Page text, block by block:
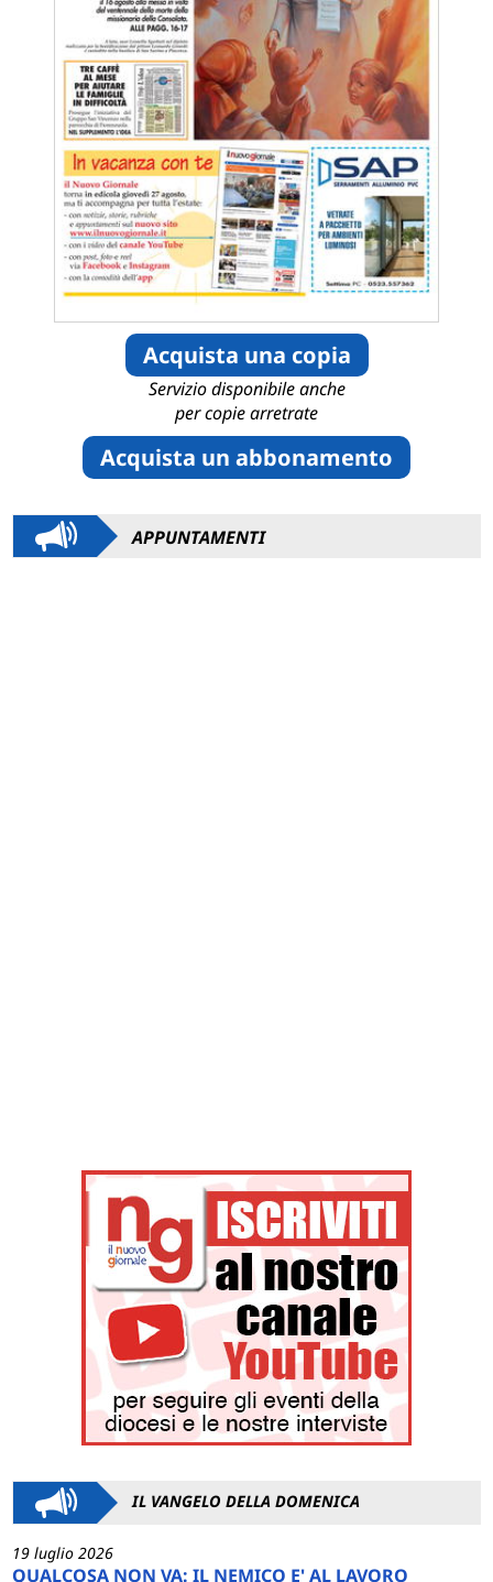
Acquista una copia
Servizio disponibile anche
per copie arretrate
Acquista un abbonamento
APPUNTAMENTI
IL VANGELO DELLA DOMENICA
19 luglio 2026
QUALCOSA NON VA: IL NEMICO E' AL LAVORO